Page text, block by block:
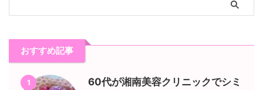
おすすめ記事
1
60代が湘南美容クリニックでシミ